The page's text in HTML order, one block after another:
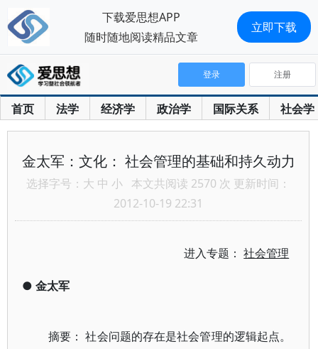
首页 法学 经济学 政治学 国际关系 社会学
登录 注册
金太军：文化： 社会管理的基础和持久动力
选择字号： 大 中 小 本文共阅读 2570 次 更新时间：
2012-10-19 22:31
进入专题：社会管理
● 金太军
摘要： 社会问题的存在是社会管理的逻辑起点。
下载爱思想APP
随时随地阅读精品文章
立即下载